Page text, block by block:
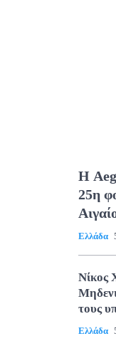
Η
25η
Ελλάδα
Νίκος
τους
Ελλάδα